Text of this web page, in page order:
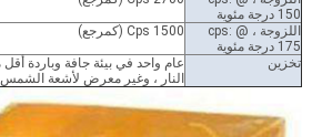
150 درجة مئوية
اللزوجة ، cps: @
175 درجة مئوية
1500 Cps (كمرجع)
تخزين
النار ، وغير معرض لأشعة الشمس